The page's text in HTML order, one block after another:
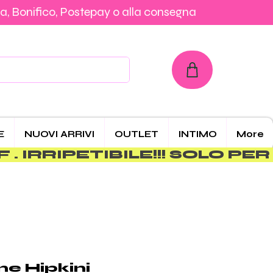
Carta, PayPal, Klarna, Bonifico, Postepay o alla consegna
Bonifico, Postepay o alla consegna
NUOVI ARRIVI OUTLET INTIMO More
Hipkini